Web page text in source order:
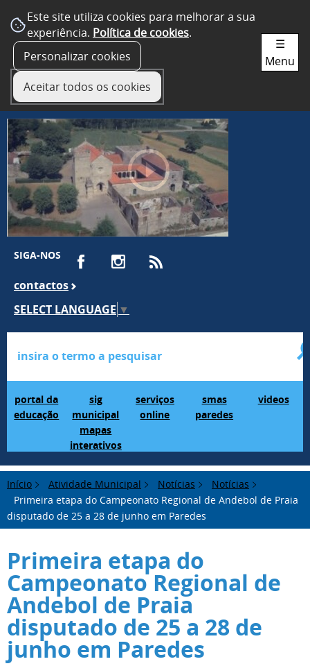
Este site utiliza cookies para melhorar a sua
experiência. Política de cookies.
Personalizar cookies
Aceitar todos os cookies
SIGA-NOS
contactos
SELECT LANGUAGE ▼
portal da
educação
sig
municipal
mapas
interativos
serviços
online
smas
paredes
videos
☰
Menu
Início Atividade Municipal Notícias
Notícias
Primeira etapa do Campeonato Regional de Andebol de Praia
disputado de 25 a 28 de junho em Paredes
Primeira etapa do
Campeonato Regional de
Andebol de Praia
disputado de 25 a 28 de
junho em Paredes